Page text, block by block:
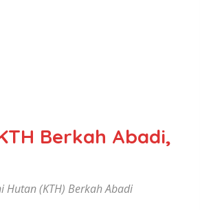
Berkah Abadi,
Hutan (KTH) Berkah Abadi